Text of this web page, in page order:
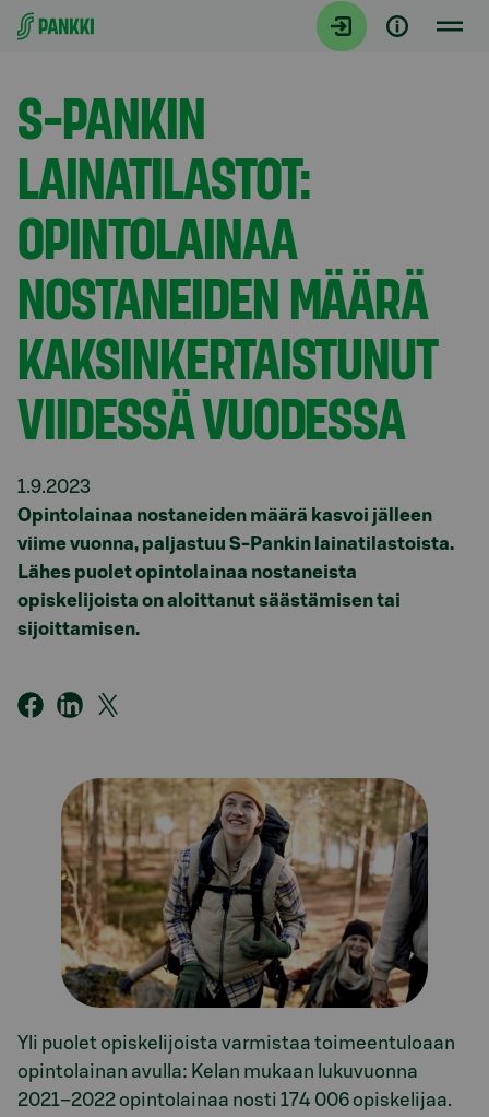
Siirry suoraan sisältöön
Tiedotteet
S-PANKIN
LAINATILASTOT:
OPINTOLAINAA
NOSTANEIDEN MÄÄRÄ
KAKSINKERTAISTUNUT
VIIDESSÄ VUODESSA
1.9.2023
Opintolainaa nostaneiden määrä kasvoi jälleen
viime vuonna, paljastuu S-Pankin lainatilastoista.
Lähes puolet opintolainaa nostaneista
opiskelijoista on aloittanut säästämisen tai
sijoittamisen.
Yli puolet opiskelijoista varmistaa toimeentuloaan
opintolainan avulla: Kelan mukaan lukuvuonna
2021–2022 opintolainaa nosti 174 006 opiskelijaa.